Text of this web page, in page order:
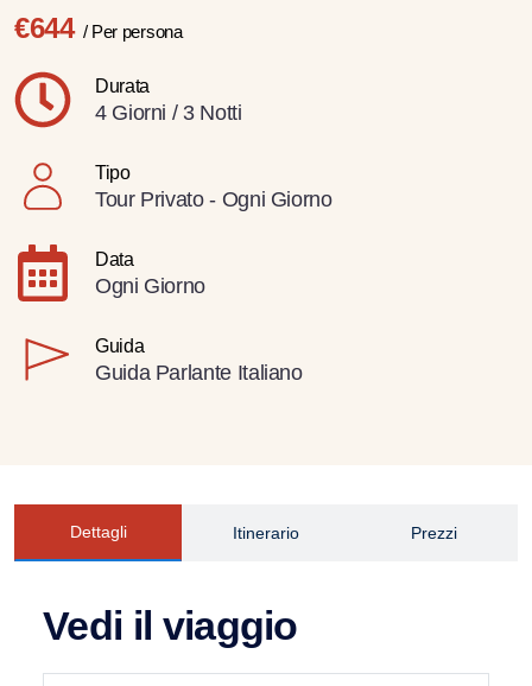
€644 / Per persona
Durata
4 Giorni / 3 Notti
Tipo
Tour Privato - Ogni Giorno
Data
Ogni Giorno
Guida
Guida Parlante Italiano
Dettagli Itinerario Prezzi
Vedi il viaggio